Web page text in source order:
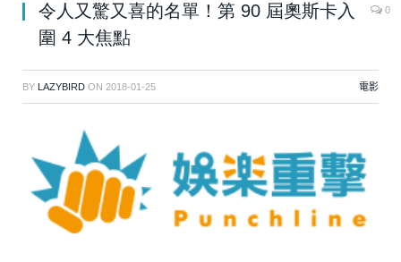
令人又驚又喜的名單！第 90 屆奧斯卡入
圍 4 大焦點
0
BY LAZYBIRD ON 2018-01-25 電影